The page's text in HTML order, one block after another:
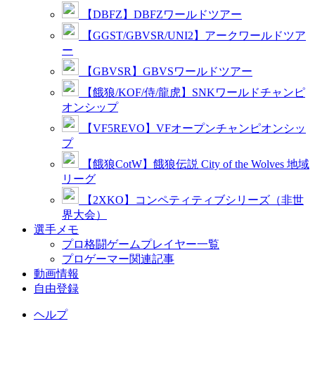
【DBFZ】DBFZワールドツアー
【GGST/GBVSR/UNI2】アークワールドツア
ー
【GBVSR】GBVSワールドツアー
【餓狼/KOF/侍/龍虎】SNKワールドチャンピ
オンシップ
【VF5REVO】VFオープンチャンピオンシッ
プ
【餓狼CotW】餓狼伝説 City of the Wolves 地域
リーグ
【2XKO】コンペティティブシリーズ（非世
界大会）
選手メモ
プロ格闘ゲームプレイヤー一覧
プロゲーマー関連記事
動画情報
自由登録
ヘルプ